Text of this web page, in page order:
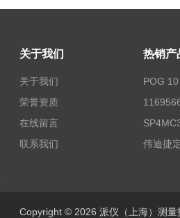
关于我们
关于我们
荣誉资质
在线留言
联系我们
热销产
Copyright © 2026 派仪（上海）测